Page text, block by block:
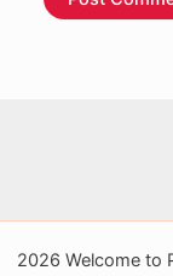
2026 Welcome to